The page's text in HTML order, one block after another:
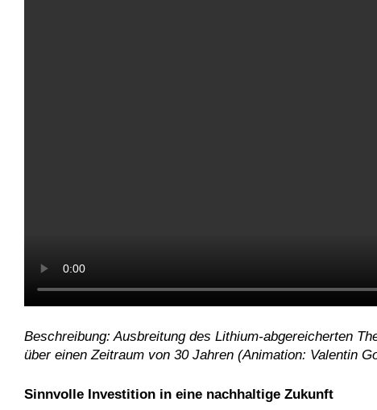
Beschreibung: Ausbreitung des Lithium-abgereicherten
über einen Zeitraum von 30 Jahren (Animation: Valentin
Sinnvolle Investition in eine nachhaltige Zukunft